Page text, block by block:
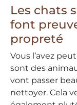
Les chats
font
propreté
Vous l’avez
sont des
vont passer
nettoyer. Cela